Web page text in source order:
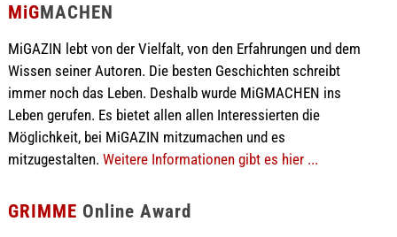
MiGMACHEN
MiGAZIN lebt von der Vielfalt, von den Erfahrungen und dem
Wissen seiner Autoren. Die besten Geschichten schreibt
immer noch das Leben. Deshalb wurde MiGMACHEN ins
Leben gerufen. Es bietet allen allen Interessierten die
Möglichkeit, bei MiGAZIN mitzumachen und es
mitzugestalten. Weitere Informationen gibt es hier ...
GRIMME Online Award